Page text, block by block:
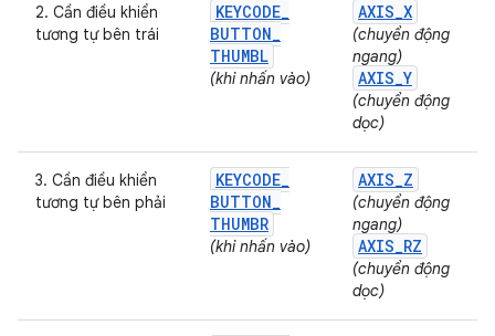
2. Cần điều khiển
tương tự bên trái
KEYCODE_
BUTTON_
THUMBL
(khi nhấn vào)
AXIS_X
(chuyển động
ngang)
AXIS_Y
(chuyển động
dọc)
3. Cần điều khiển
tương tự bên phải
KEYCODE_
BUTTON_
THUMBR
(khi nhấn vào)
AXIS_Z
(chuyển động
ngang)
AXIS_RZ
(chuyển động
dọc)